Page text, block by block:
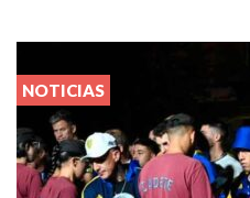
NOTICIAS